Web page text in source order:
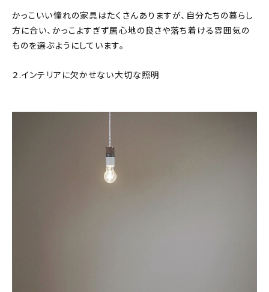
かっこいい憧れの家具はたくさんありますが、自分たちの暮らし
方に合い、かっこよすぎず居心地の良さや落ち着ける雰囲気の
ものを選ぶようにしています。
２.インテリアに欠かせない大切な照明